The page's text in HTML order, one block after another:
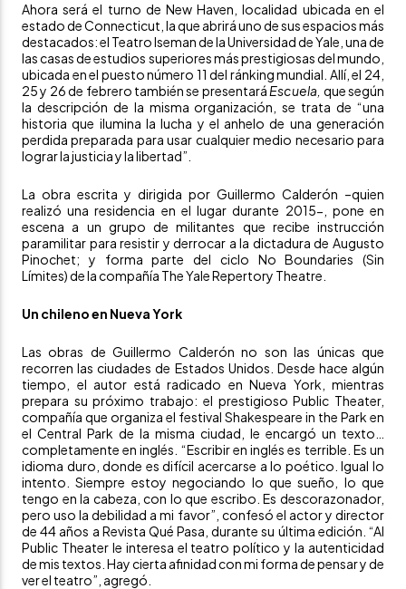
Ahora será el turno de New Haven, localidad ubicada en el
estado de Connecticut, la que abrirá uno de sus espacios más
destacados: el Teatro Iseman de laUniversidad de Yale , una de
las casas de estudios superiores más prestigiosas del mundo,
ubicada en el puestonúmero 11 del ránking mundial . Allí, el 24,
25 y 26 de febrero también se presentará Escuela, que según
la descripción de la misma organización, se trata de “una
historia que ilumina la lucha y el anhelo de una generación
perdida preparada para usar cualquier medio necesario para
lograr la justicia y la libertad”.
La obra escrita y dirigida por Guillermo Calderón –quien
realizó una residencia en el lugar durante 2015-, pone en
escena a un grupo de militantes que recibe instrucción
paramilitar para resistir y derrocar a la dictadura de Augusto
Pinochet; y forma parte del ciclo No Boundaries (Sin
Límites)de la compañía The Yale Repertory Theatre
Un chileno en Nueva York
Las obras de Guillermo Calderón no son las únicas que
recorren las ciudades de Estados Unidos. Desde hace algún
tiempo, el autor está radicado en Nueva York, mientras
prepara su próximo trabajo: el prestigioso Public Theater,
compañía que organiza el festival Shakespeare in the Park en
el Central Park de la misma ciudad, le encargó un texto…
completamente en inglés. “Escribir en inglés es terrible. Es un
idioma duro, donde es difícil acercarse a lo poético. Igual lo
intento. Siempre estoy negociando lo que sueño, lo que
tengo en la cabeza, con lo que escribo. Es descorazonador,
pero uso la debilidad a mi favor”, confesó el actor y director
de 44 años a Revista Qué Pasa , durante su última edición . “Al
Public Theater le interesa el teatro político y la autenticidad
de mis textos. Hay cierta afinidad con mi forma de pensar y de
ver el teatro”, agregó.